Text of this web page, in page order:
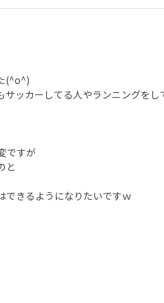
(^o^)
ッカーしてる人やランニングをし
ですが
と
できるようになりたいですｗ